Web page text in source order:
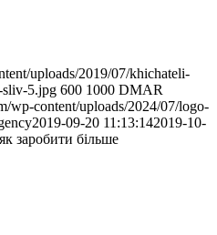
uploads/2019/07/khichateli-
sliv-5.jpg 600 1000 DMAR
wp-content/uploads/2024/07/logo-
2019-09-20 11:13:142019-10-
заробити більше